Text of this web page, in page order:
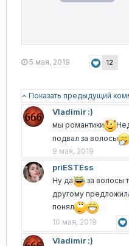
5 мая, 2019 12
Показать предыдущий
Vladimir :)
мы романтики
подвал за волосы
9 мая, 2019
priESTEss
Ну да
за волосы
другому
понял
10 мая, 2019
Vladimir :)